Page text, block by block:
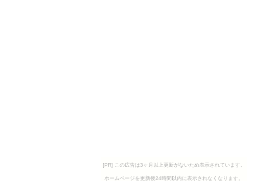
[PR] この広告は3ヶ月以上更新がないため表示されています。
ホームページを更新後24時間以内に表示されなくなります。